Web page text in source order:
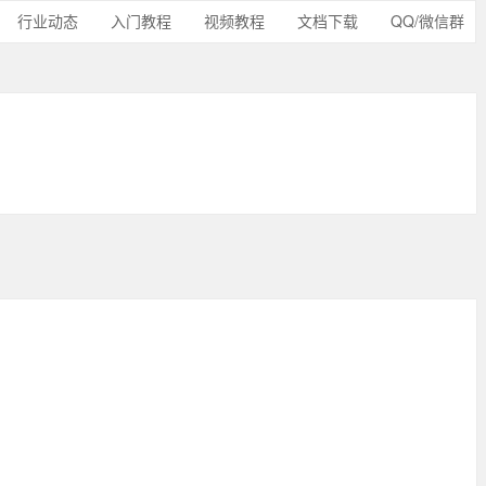
行业动态 入门教程 视频教程 文档下载 QQ/微信群